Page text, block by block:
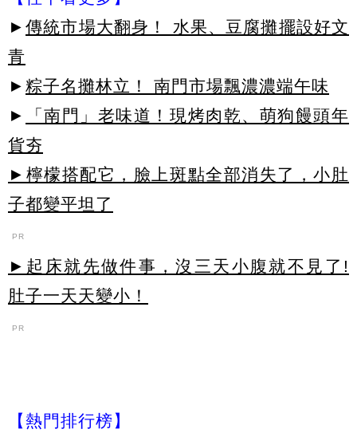
► 傳統市場大翻身！ 水果、豆腐攤擺設好文
青
► 粽子名攤林立！ 南門市場飄濃濃端午味
►
「南門」老味道！現烤肉乾、萌狗饅頭年
貨夯
►檸檬搭配它，臉上斑點全部消失了，小肚
子都變平坦了
PR
►起床就先做件事，沒三天小腹就不見了!
肚子一天天變小！
PR
【熱門排行榜】